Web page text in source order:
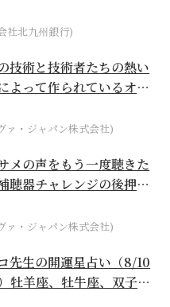
社北九州銀行)
技術と技術者たちの熱い
よって作られているオー
ァ・ジャパン株式会社)
メの声をもう一度聴きた
聴器チャレンジの後押し
ァ・ジャパン株式会社)
先生の開運星占い（8/10
牡羊座、牡牛座、双子